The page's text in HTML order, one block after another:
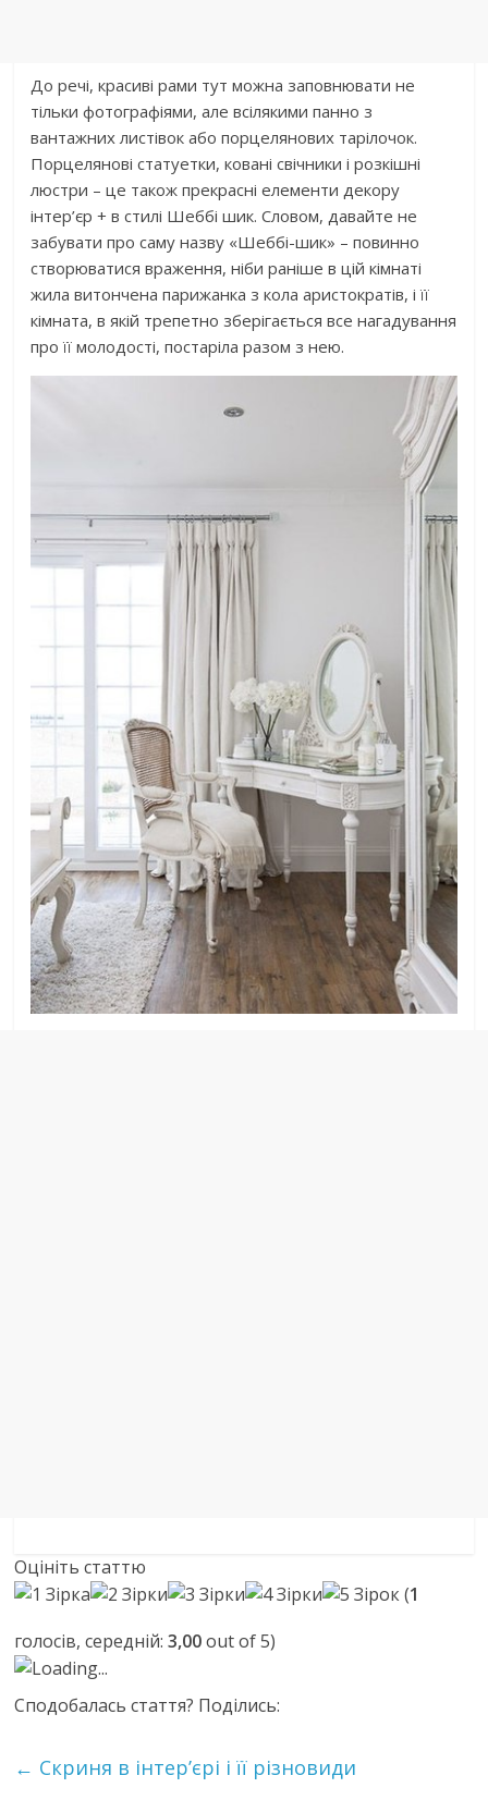
До речі, красиві рами тут можна заповнювати не
тільки фотографіями, але всілякими панно з
вантажних листівок або порцелянових тарілочок.
Порцелянові статуетки, ковані свічники і розкішні
люстри – це також прекрасні елементи декору
інтер’єр + в стилі Шеббі шик. Словом, давайте не
забувати про саму назву «Шеббі-шик» – повинно
створюватися враження, ніби раніше в цій кімнаті
жила витончена парижанка з кола аристократів, і її
кімната, в якій трепетно ​​зберігається все нагадування
про її молодості, постаріла разом з нею.
Оцініть статтю
(1
голосів, середній:3,00out of 5)
Loading...
Сподобалась стаття? Поділись:
← Cкриня в інтер’єрі і її різновиди